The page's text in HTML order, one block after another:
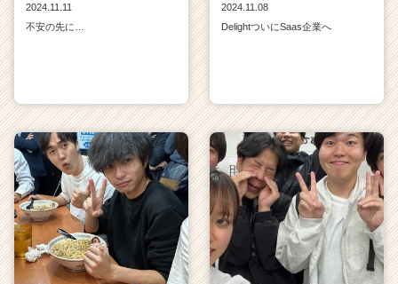
2024.11.11
不安の先に…
2024.11.08
DelightついにSaas企業へ